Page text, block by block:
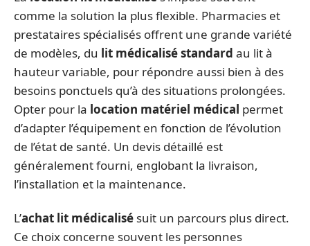
comme la solution la plus flexible. Pharmacies et
prestataires spécialisés offrent une grande variété
de modèles, du lit médicalisé standard au lit à
hauteur variable, pour répondre aussi bien à des
besoins ponctuels qu’à des situations prolongées.
Opter pour la location matériel médical permet
d’adapter l’équipement en fonction de l’évolution
de l’état de santé. Un devis détaillé est
généralement fourni, englobant la livraison,
l’installation et la maintenance.
L’achat lit médicalisé suit un parcours plus direct.
Ce choix concerne souvent les personnes